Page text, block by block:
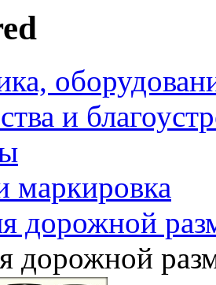
и
маркировка
дорожной
дорожной